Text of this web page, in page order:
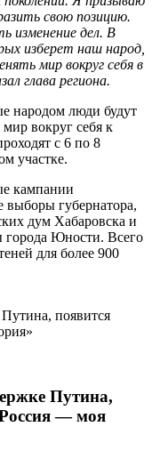
свою позицию.
изменение дел. В
изберет наш народ,
мир вокруг себя в
глава региона.
народом люди будут
вокруг себя к
с 6 по 8
участке.
кампании
выборы губернатора,
дум Хабаровска и
города Юности. Всего
для более 900
Путина,
— моя